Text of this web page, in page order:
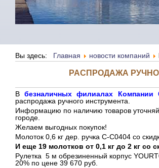
Вы здесь: Главная новости компаний
РАСПРОДАЖА
Вбезналичных филиалах
распродажа ручного инструмента.
Информацию по наличию товаров
городе.
Желаем выгодных покупок!
Молоток 0,6 кг дер. ручка C-C0404 со
И еще 19 молотков от 0,1 кг до 2 кг со
Рулетка 5 м обрезиненный корпус
20% по цене 39 670 руб.